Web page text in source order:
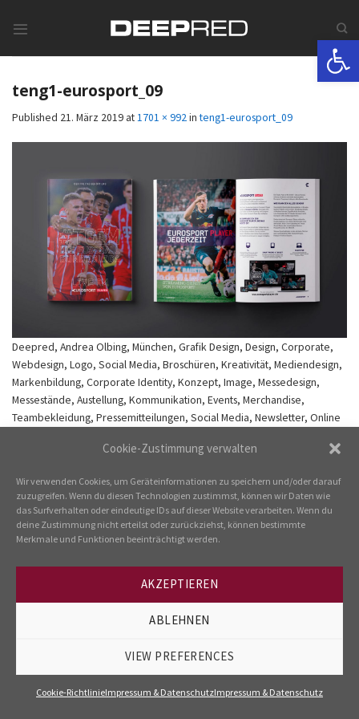
Cookie-Zustimmung verwalten
Wir verwenden Cookies, um Geräteinformationen zu speichern und/oder darauf
zuzugreifen. Wenn du diesen Technologien zustimmst, können wir Daten wie
das Surfverhalten oder eindeutige IDs auf dieser Website verarbeiten. Wenn du
deine Zustimmung nicht erteilst oder zurückziehst, können bestimmte
Merkmale und Funktionen beeinträchtigt werden.
AKZEPTIEREN
ABLEHNEN
VIEW PREFERENCES
Cookie-RichtlinieImpressum & DatenschutzImpressum & Datenschutz
teng1-eurosport_09
Published 21. März 2019 at1701 × 992inteng1-eurosport_09
Deepred, Andrea Olbing, München, Grafik Design, Design, Corporate,
Webdesign, Logo, Social Media, Broschüren, Kreativität, Mediendesign,
Markenbildung, Corporate Identity, Konzept, Image, Messedesign,
Messestände, Austellung, Kommunikation, Events, Merchandise,
Teambekleidung, Pressemitteilungen, Social Media, Newsletter, Online
Kommentare und Trackbacks sind derzeit geschlossen.
←vorherige Seite
Nächste→
---